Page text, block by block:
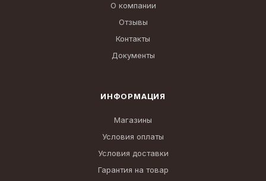
О компании
Отзывы
Контакты
Документы
ИНФОРМАЦИЯ
Магазины
Условия оплаты
Условия доставки
Гарантия на товар